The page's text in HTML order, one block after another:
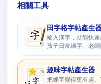
相關工具
田字格字帖產生
輸入漢字，就能快
孩子日常練字、老師
趣味字帖產生器
把練字變得更有趣